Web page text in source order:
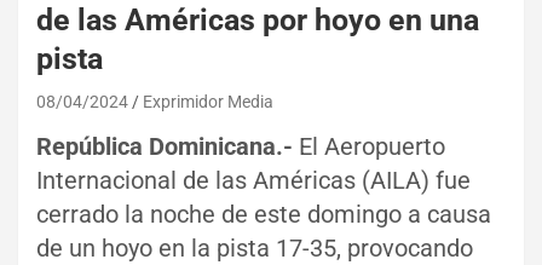
de las Américas por hoyo en una
pista
08/04/2024 Exprimidor Media
República Dominicana.- El Aeropuerto
Internacional de las Américas (AILA) fue
cerrado la noche de este domingo a causa
de un hoyo en la pista 17-35, provocando